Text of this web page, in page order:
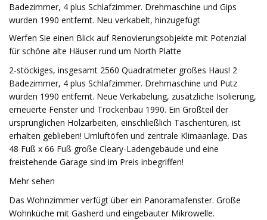
Badezimmer, 4 plus Schlafzimmer. Drehmaschine und Gips
wurden 1990 entfernt. Neu verkabelt, hinzugefügt
Werfen Sie einen Blick auf Renovierungsobjekte mit Potenzial
für schöne alte Häuser rund um North Platte
2-stöckiges, insgesamt 2560 Quadratmeter großes Haus! 2
Badezimmer, 4 plus Schlafzimmer. Drehmaschine und Putz
wurden 1990 entfernt. Neue Verkabelung, zusätzliche Isolierung,
erneuerte Fenster und Trockenbau 1990. Ein Großteil der
ursprünglichen Holzarbeiten, einschließlich Taschentüren, ist
erhalten geblieben! Umluftöfen und zentrale Klimaanlage. Das
48 Fuß x 66 Fuß große Cleary-Ladengebäude und eine
freistehende Garage sind im Preis inbegriffen!
Mehr sehen
Das Wohnzimmer verfügt über ein Panoramafenster. Große
Wohnküche mit Gasherd und eingebauter Mikrowelle.